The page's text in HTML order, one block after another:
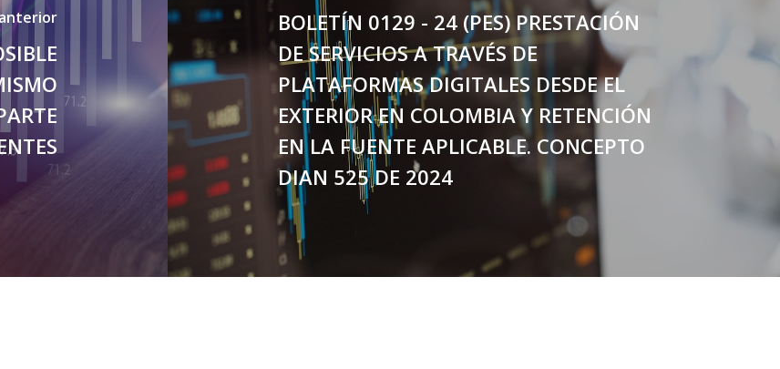
BOLETÍN 0129 - 24 (PES) PRESTACIÓN
DE SERVICIOS A TRAVÉS DE
PLATAFORMAS DIGITALES DESDE EL
EXTERIOR EN COLOMBIA Y RETENCIÓN
EN LA FUENTE APLICABLE. CONCEPTO
DIAN 525 DE 2024